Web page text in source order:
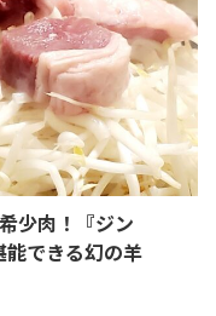
少肉！『ジン
できる幻の羊